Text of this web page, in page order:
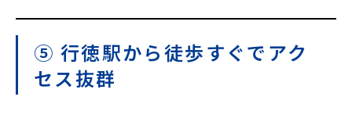
⑤ 行徳駅から徒歩すぐでアク
セス抜群